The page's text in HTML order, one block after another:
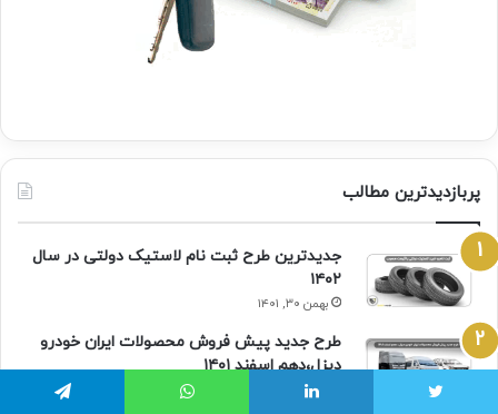
پربازدیدترین مطالب
جدیدترین طرح ثبت نام لاستیک دولتی در سال
۱۴۰۲
بهمن ۳۰, ۱۴۰۱
طرح جدید پیش فروش محصولات ایران خودرو
دیزل،دهم اسفند ۱۴۰۱
اسفند ۷, ۱۴۰۱